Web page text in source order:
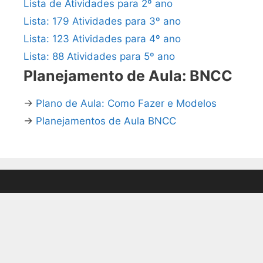
Lista de Atividades para 2º ano
Lista: 179 Atividades para 3º ano
Lista: 123 Atividades para 4º ano
Lista: 88 Atividades para 5º ano
Planejamento de Aula: BNCC
→ Plano de Aula: Como Fazer e Modelos
→ Planejamentos de Aula BNCC